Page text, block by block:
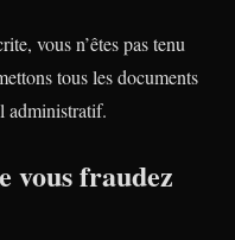
vous n’êtes pas tenu
tous les documents
administratif.
vous fraudez